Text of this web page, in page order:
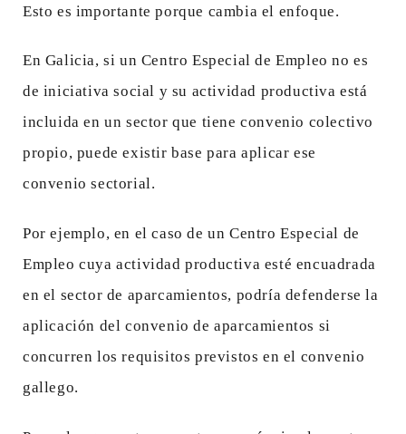
Esto es importante porque cambia el enfoque.
En Galicia, si un Centro Especial de Empleo no es
de iniciativa social y su actividad productiva está
incluida en un sector que tiene convenio colectivo
propio, puede existir base para aplicar ese
convenio sectorial.
Por ejemplo, en el caso de un Centro Especial de
Empleo cuya actividad productiva esté encuadrada
en el sector de aparcamientos, podría defenderse la
aplicación del convenio de aparcamientos si
concurren los requisitos previstos en el convenio
gallego.